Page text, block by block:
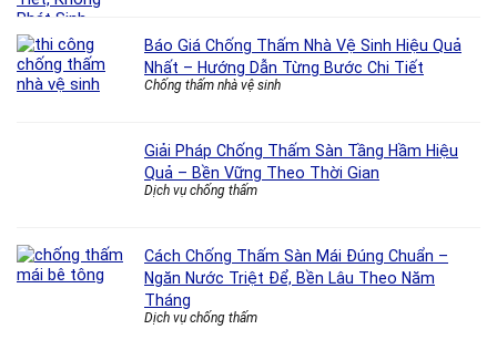
Báo Giá Chống Thấm Nhà Vệ Sinh Hiệu Quả
Nhất – Hướng Dẫn Từng Bước Chi Tiết
Chống thấm nhà vệ sinh
Giải Pháp Chống Thấm Sàn Tầng Hầm Hiệu
Quả – Bền Vững Theo Thời Gian
Dịch vụ chống thấm
Cách Chống Thấm Sàn Mái Đúng Chuẩn –
Ngăn Nước Triệt Để, Bền Lâu Theo Năm
Tháng
Dịch vụ chống thấm